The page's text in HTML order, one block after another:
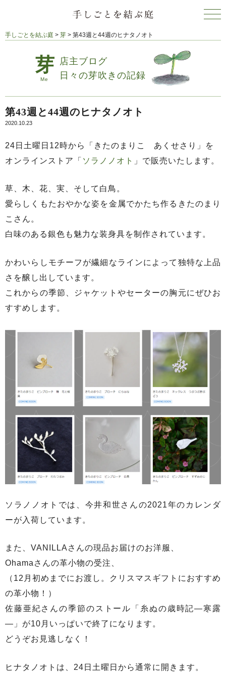
手しごとを結ぶ庭 > 芽 > 第43週と44週のヒナタノオト
店主ブログ
日々の芽吹きの記録
第43週と44週のヒナタノオト
2020.10.23
24日土曜日12時から「きたのまりこ あくせさり」を
オンラインストア「 ソラノノオト 」で販売いたします。
草、木、花、実、そして白鳥。
愛らしくもたおやかな姿を金属でかたち作るきたのまり
こさん。
白味のある銀色も魅力な装身具を制作されています。
かわいらしモチーフが繊細なラインによって独特な上品
さを醸し出しています。
これからの季節、ジャケットやセーターの胸元にぜひお
すすめします。
ソラノノオトでは、今井和世さんの2021年のカレンダ
ーが入荷しています。
また、VANILLAさんの現品お届けのお洋服、
Ohamaさんの革小物の受注、
（12月初めまでにお渡し。クリスマスギフトにおすすめ
の革小物！）
佐藤亜紀さんの季節のストール「糸ぬの歳時記―寒露
―」が10月いっぱいで終了になります。
どうぞお見逃しなく！
ヒナタノオトは、24日土曜日から通常に開きます。